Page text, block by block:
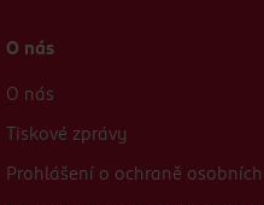
O nás
O nás
Tiskové zprávy
Prohlášení o ochraně